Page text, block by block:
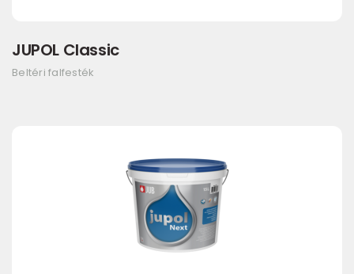
JUPOL Classic
Beltéri falfesték